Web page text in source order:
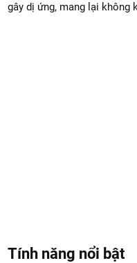
gây dị ứng, mang lại không
Tính năng nổi bật